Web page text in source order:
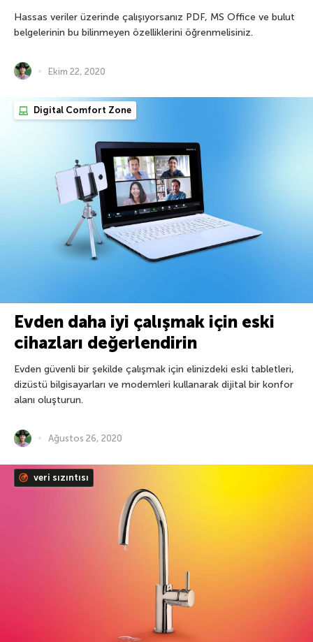
Hassas veriler üzerinde çalışıyorsanız PDF, MS Office ve bulut
belgelerinin bu bilinmeyen özelliklerini öğrenmelisiniz.
Ekim 22, 2020
Digital Comfort Zone
Evden daha iyi çalışmak için eski
cihazları değerlendirin
Evden güvenli bir şekilde çalışmak için elinizdeki eski tabletleri,
dizüstü bilgisayarları ve modemleri kullanarak dijital bir konfor
alanı oluşturun.
Ağustos 26, 2020
veri sızıntısı